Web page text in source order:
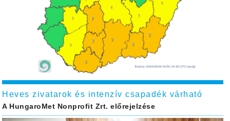
Heves zivatarok és intenzív csapadék várható
A HungaroMet Nonprofit Zrt. előrejelzése